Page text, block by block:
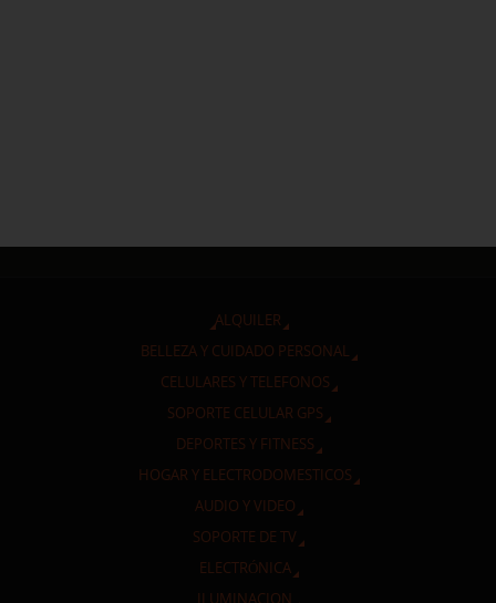
ALQUILER
BELLEZA Y CUIDADO PERSONAL
CELULARES Y TELEFONOS
SOPORTE CELULAR GPS
DEPORTES Y FITNESS
HOGAR Y ELECTRODOMESTICOS
AUDIO Y VIDEO
SOPORTE DE TV
ELECTRÓNICA
ILUMINACION